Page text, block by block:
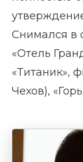
Снимался в
«Отель
«Титаник»,
Чехов),